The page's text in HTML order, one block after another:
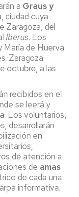
a Graus y
ciudad cuya
Zaragoza, del
Iberus. Los
María de Huerva
Zaragoza
octubre, a las
recibidos en el
se leerá y
. Los voluntarios,
desarrollarán
en
de atención a
de amas
de cada una
informativa.